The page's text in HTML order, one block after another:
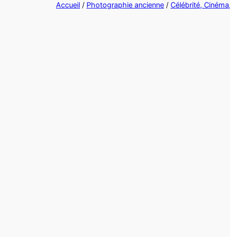
Accueil / Photographie ancienne / Célébrité,